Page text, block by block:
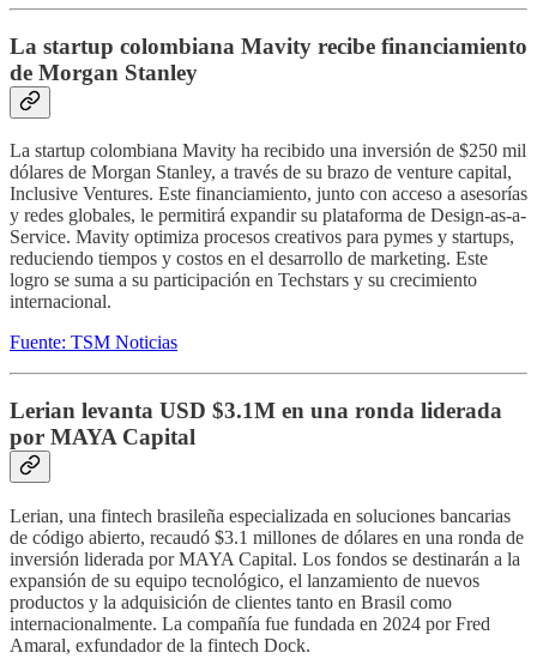
La startup colombiana Mavity recibe financiamiento
de Morgan Stanley
La startup colombiana Mavity ha recibido una inversión de $250 mil
dólares de Morgan Stanley, a través de su brazo de venture capital,
Inclusive Ventures. Este financiamiento, junto con acceso a asesorías
y redes globales, le permitirá expandir su plataforma de Design-as-a-
Service. Mavity optimiza procesos creativos para pymes y startups,
reduciendo tiempos y costos en el desarrollo de marketing. Este
logro se suma a su participación en Techstars y su crecimiento
internacional.
Fuente: TSM Noticias
Lerian levanta USD $3.1M en una ronda liderada
por MAYA Capital
Lerian, una fintech brasileña especializada en soluciones bancarias
de código abierto, recaudó $3.1 millones de dólares en una ronda de
inversión liderada por MAYA Capital. Los fondos se destinarán a la
expansión de su equipo tecnológico, el lanzamiento de nuevos
productos y la adquisición de clientes tanto en Brasil como
internacionalmente. La compañía fue fundada en 2024 por Fred
Amaral, exfundador de la fintech Dock.